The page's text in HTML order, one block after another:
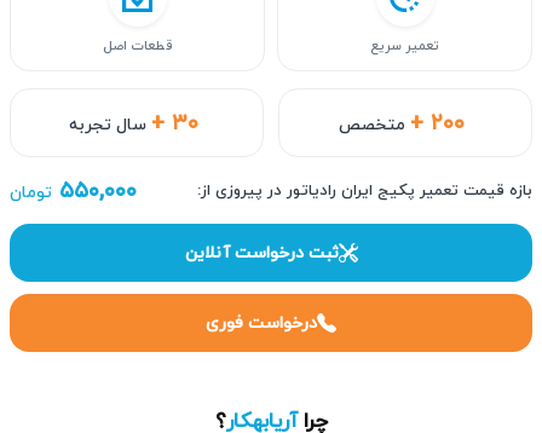
+ ۲۰۰ متخصص + ۳۰ سال تجربه
تعمیر سریع قطعات اصل
بازه قیمت تعمیر پکیج ایران رادیاتور در پیروزی از: ۵۵۰,۰۰۰ تومان
ثبت درخواست آنلاین
درخواست فوری
چراآریابهکار؟